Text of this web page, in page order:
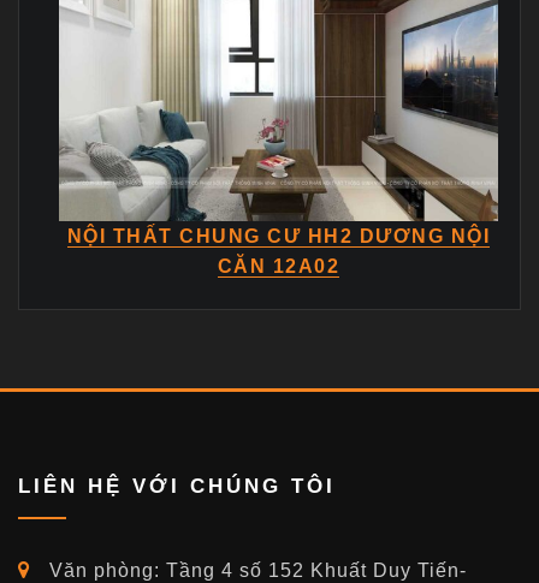
NỘI THẤT CHUNG CƯ HH2 DƯƠNG NỘI
CĂN 12A02
LIÊN HỆ VỚI CHÚNG TÔI
Văn phòng: Tầng 4 số 152 Khuất Duy Tiến-